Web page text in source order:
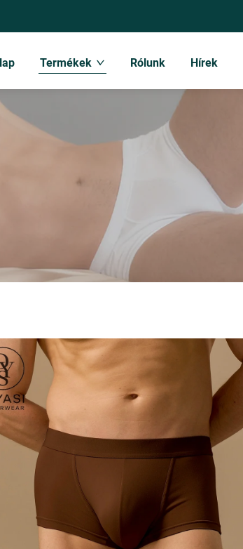
Termékek Rólunk Hírek